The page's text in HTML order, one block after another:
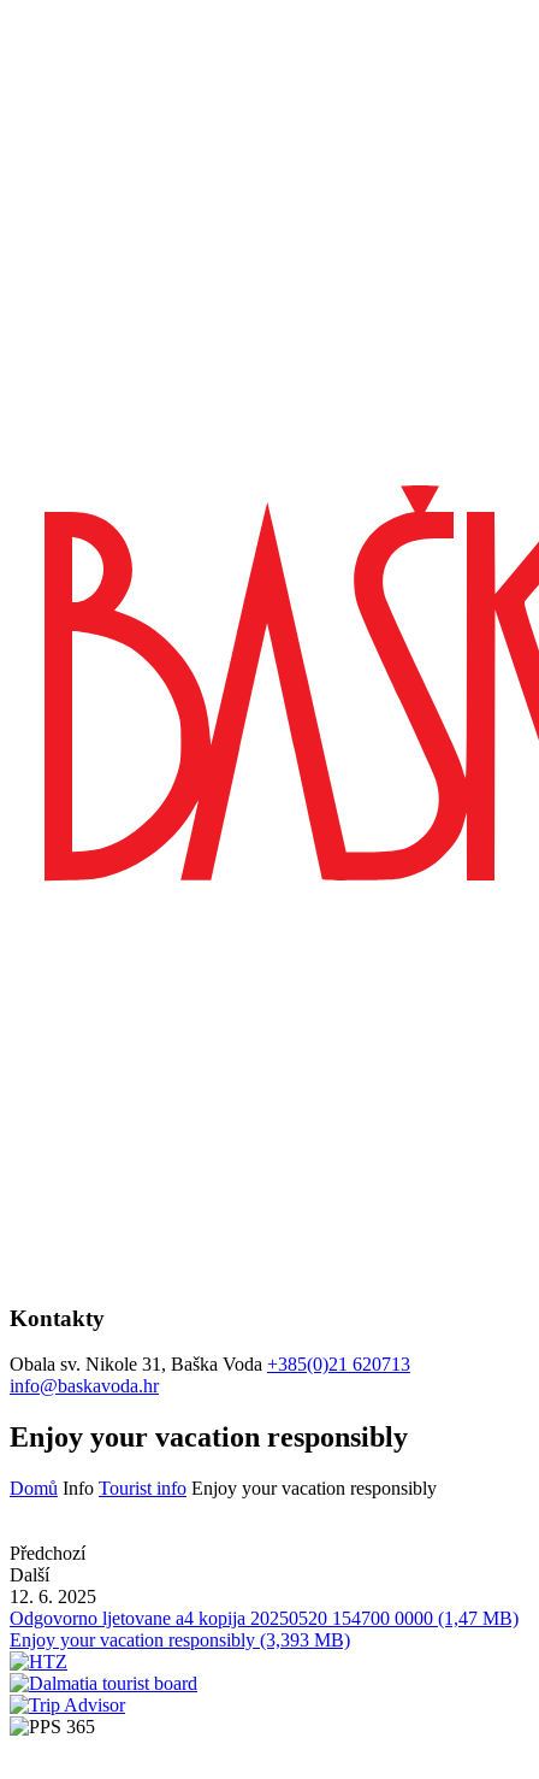
Kontakty
Obala sv. Nikole 31, Baška Voda +385(0)21 620713
info@baskavoda.hr
Enjoy your vacation responsibly
Domů Info Tourist info Enjoy your vacation responsibly
Předchozí
Další
12. 6. 2025
Odgovorno ljetovane a4 kopija 20250520 154700 0000 (1,47 MB)
Enjoy your vacation responsibly (3,393 MB)